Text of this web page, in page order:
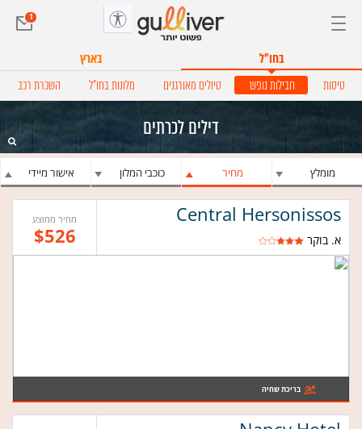
1 תפריט צד
בחו״ל
בארץ
טיסות
חבילות נופש טיולים מאורגנים מלונות בחו"ל השכרת רכב
דילים לכרתים
מומלץ מחיר כוכבי המלון אישור מיידי
Central Hersonissos
א. בוקר
מחיר ממוצע
$526
בריכת שחיה